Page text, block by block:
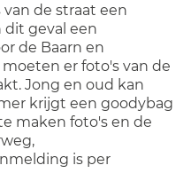
de straat een
geval een
de Baarn en
er foto's van de
Jong en oud kan
krijgt een goodybag
maken foto's en de
is per